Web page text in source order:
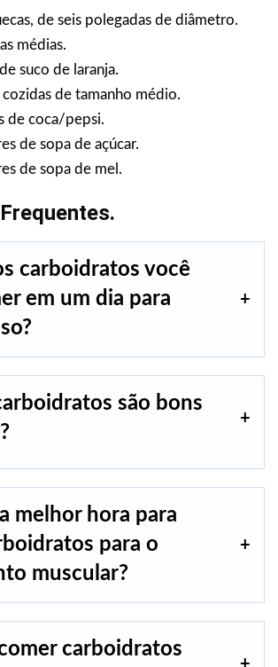
de seis polegadas de diâmetro.
médias.
suco de laranja.
cozidas de tamanho médio.
de coca/pepsi.
de sopa de açúcar.
de sopa de mel.
carboidratos você
em um dia para
são bons
melhor hora para
para o
muscular?
carboidratos